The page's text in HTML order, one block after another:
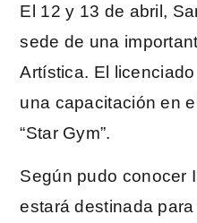
El 12 y 13 de abril,
sede de una
Artística. El
una capacitación en
“Star Gym”.
Según pudo conocer
estará destinada